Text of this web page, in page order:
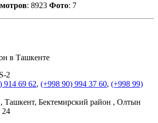
: 8923 Фото: 7
в Ташкенте
914 69 62, (+998 90) 994 37 60, (+998 99)
Ташкент, Бектемирский район , Олтын
24